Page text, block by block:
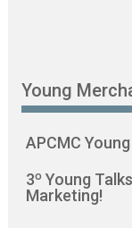
Young
APCMC
3º Young
Marketing!